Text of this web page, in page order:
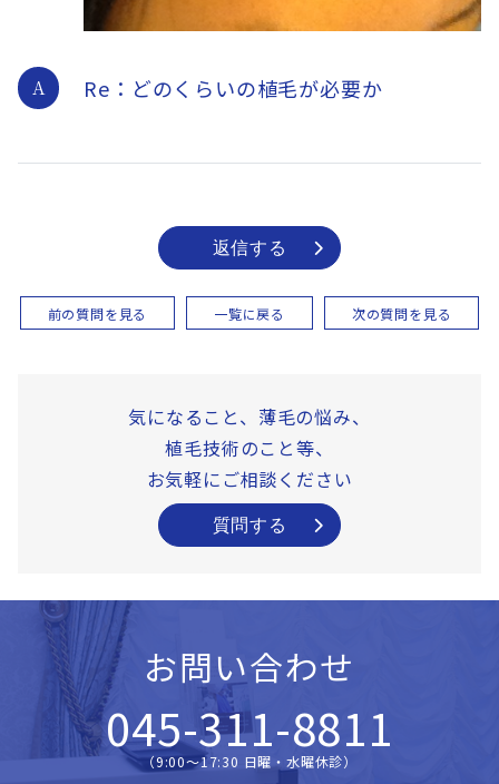
A Re：どのくらいの植毛が必要か
返信する
前の質問を見る 一覧に戻る 次の質問を見る
気になること、薄毛の悩み、
植毛技術のこと等、
お気軽にご相談ください
質問する
お問い合わせ
045-311-8811
（9:00〜17:30 日曜・水曜休診）